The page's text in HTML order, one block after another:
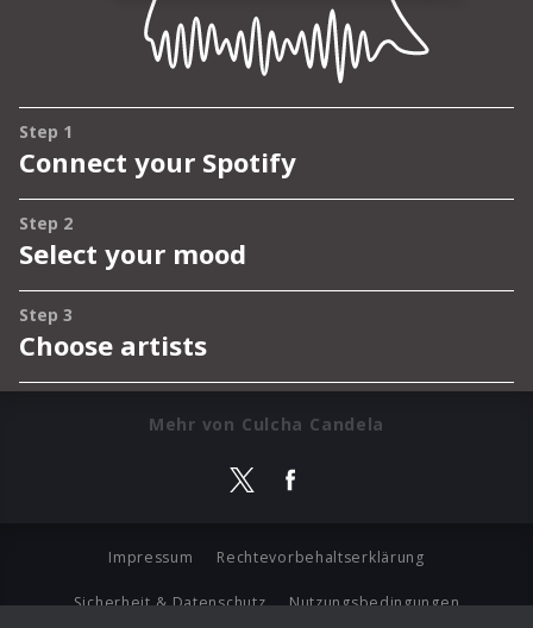
Mehr von Culcha Candela
Impressum Rechtevorbehaltserklärung
Sicherheit & Datenschutz Nutzungsbedingungen